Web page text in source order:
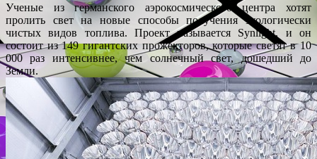
Ученые из германского аэрокосмического центра хотят
пролить свет на новые способы получения экологически
чистых видов топлива. Проект называется Synlight, и он
состоит из 149 гигантских прожекторов, которые светят в 10
000 раз интенсивнее, чем солнечный свет, дошедший до
Земли.